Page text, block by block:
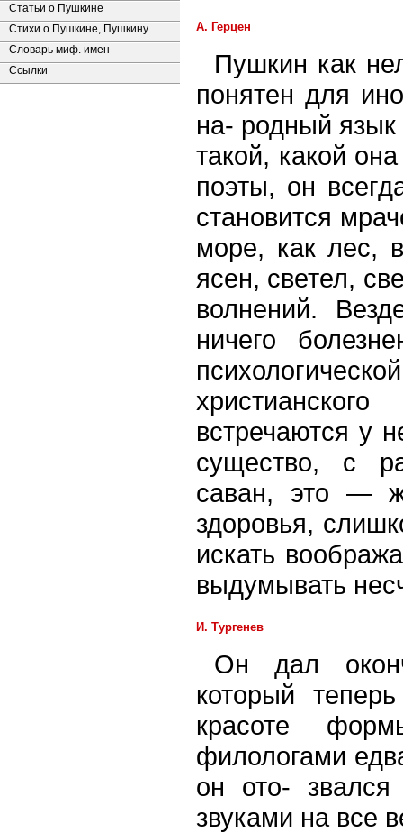
Статьи о Пушкине
Стихи о Пушкине, Пушкину
Словарь миф. имен
Ссылки
А. Герцен
Пушкин как
понятен для
на- родный
такой, какой
поэты, он
становится
море, как лес,
ясен, светел,
волнений.
ничего
встречаются у
существо, с
саван, это —
здоровья,
искать
выдумывать
И. Тургенев
Он дал
который
красоте
филологами
он ото- звался
звуками на все